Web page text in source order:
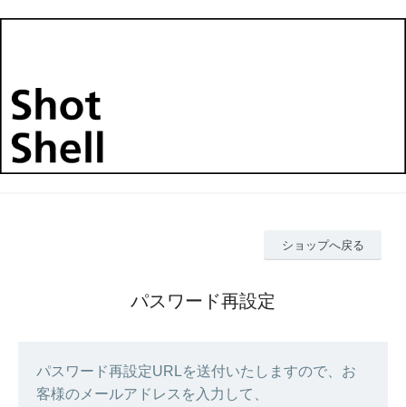
ショップへ戻る
パスワード再設定
パスワード再設定URLを送付いたしますので、お
客様のメールアドレスを入力して、